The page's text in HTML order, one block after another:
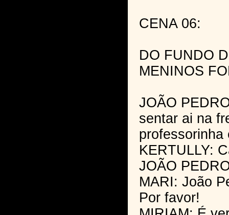
CENA 06:
DO FUNDO
MENINOS
JOÃO
sentar ai na
professorinha
KERTULLY:
JOÃO
MARI: João
Por favor!